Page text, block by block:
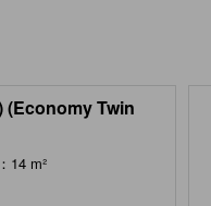
(Economy Twin
14 m²